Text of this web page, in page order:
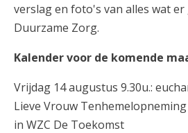
verslag en foto's van alles wat
Duurzame Zorg.
Kalender voor de komende
Vrijdag 14 augustus 9.30u.:
Lieve Vrouw
in WZC De Toekomst